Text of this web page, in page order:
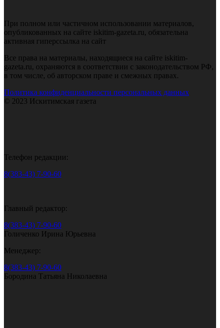
При полном или частичном использовании материалов,
опубликованных на сайте iskitim-gazeta.ru, обязательна
активная гиперссылка на сайт
Все права на материалы, находящиеся на сайте iskitim-
gazeta.ru, охраняются в соответствии с законодательством РФ,
в том числе, об авторском праве и смежных правах.
Политика конфиденциальности персональных данных
© 2023 Искитимская газета
Телефон редакции:
8(383-43) 7-90-60
Главный редактор:
8(383-43) 7-90-60
Голиченко Ирина Юрьевна
Менеджер:
8(383-43) 7-90-60
Бородина Татьяна Николаевна